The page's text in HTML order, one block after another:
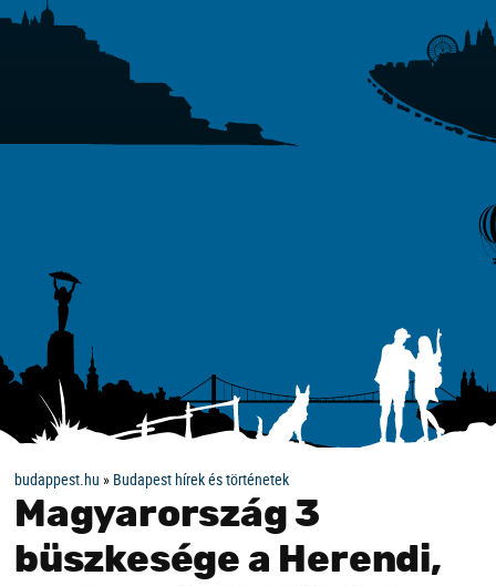
budappest.hu » Budapest hírek és történetek
Magyarország 3
büszkesége a Herendi,